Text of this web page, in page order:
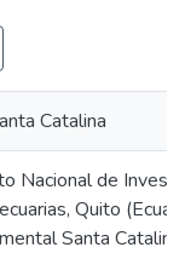
Catalina
Nacional de
Quito
Santa